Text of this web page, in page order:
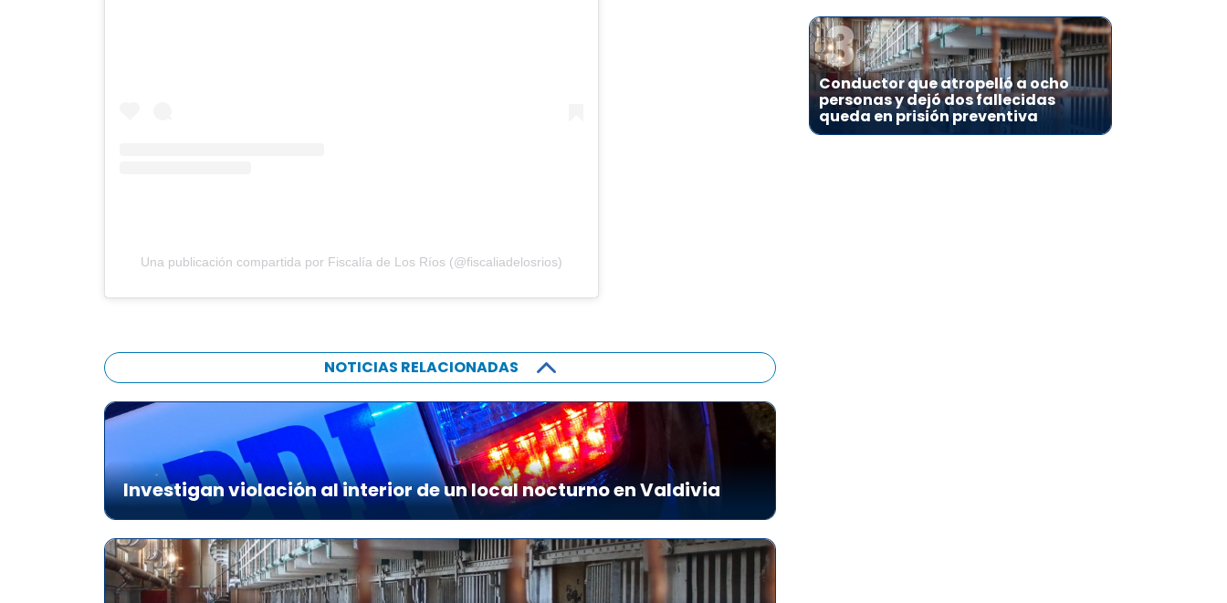
Una publicación compartida por Fiscalía de Los Ríos (@fiscaliadelosrios)
NOTICIAS RELACIONADAS
Investigan violación al interior de un local nocturno en Valdivia
3
Conductor que atropelló a ocho
personas y dejó dos fallecidas
queda en prisión preventiva